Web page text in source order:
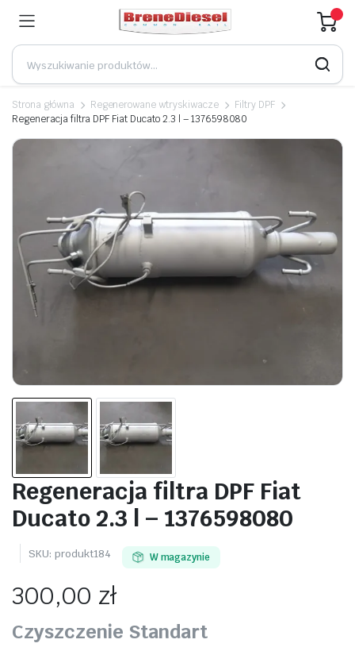
Strona główna Regenerowane wtryskiwacze
Filtry DPF
Regeneracja filtra DPF Fiat Ducato 2.3 l – 1376598080
Regeneracja filtra DPF Fiat
Ducato 2.3 l – 1376598080
SKU: produkt184 W magazynie
300,00 zł
Czyszczenie Standart